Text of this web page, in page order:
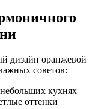
дизайн оранжевой
советов:
кухнях
оттенки